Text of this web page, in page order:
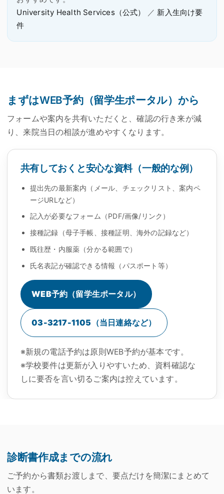
University Health Services（公式）
／ 新入生向け要
件
まずはWEB予約（留学生ポータル）から
フォームや案内を共有いただくと、確認の行き来が減
り、来院当日の相談が進めやすくなります。
共有しておくと安心な資料（一般的な例）
提出先の最新案内（メール、チェックリスト、案内ペ
ージURLなど）
記入が必要なフォーム（PDF/画像/リンク）
接種記録（母子手帳、接種証明、海外の記録など）
既往歴・内服薬（分かる範囲で）
氏名表記が確認できる情報（パスポート等）
WEB予約（留学生ポータル）
03-3217-1105（当日連絡など）
※新規の電話予約は原則WEB予約が基本です。
※学校要件は更新が入りやすいため、資料確認な
しに要否を言い切るご案内は控えています。
診断書作成までの流れ
ご予約から書類お渡しまで、要点だけを簡潔にまとめて
います。